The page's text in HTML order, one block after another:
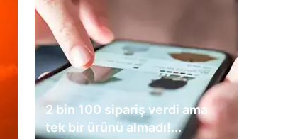
2 bin 100 sipariş verdi ama
tek bir ürünü almadı!...